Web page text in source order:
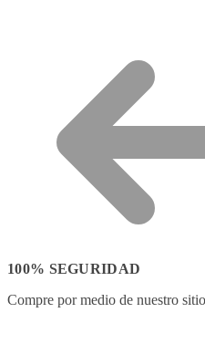
100% SEGURIDAD
Compre por medio de nuestro